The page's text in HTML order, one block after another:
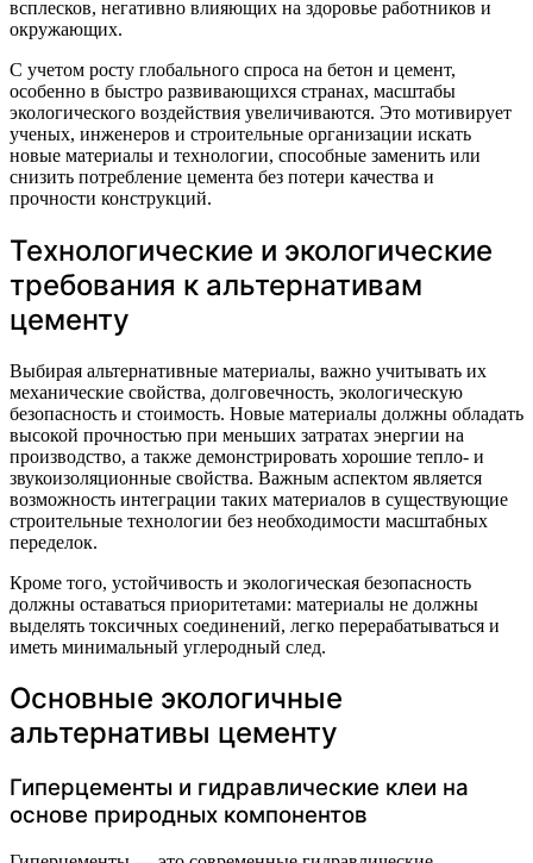
всплесков, негативно влияющих на здоровье работников и
окружающих.
С учетом росту глобального спроса на бетон и цемент,
особенно в быстро развивающихся странах, масштабы
экологического воздействия увеличиваются. Это мотивирует
ученых, инженеров и строительные организации искать
новые материалы и технологии, способные заменить или
снизить потребление цемента без потери качества и
прочности конструкций.
Технологические и экологические
требования к альтернативам
цементу
Выбирая альтернативные материалы, важно учитывать их
механические свойства, долговечность, экологическую
безопасность и стоимость. Новые материалы должны обладать
высокой прочностью при меньших затратах энергии на
производство, а также демонстрировать хорошие тепло- и
звукоизоляционные свойства. Важным аспектом является
возможность интеграции таких материалов в существующие
строительные технологии без необходимости масштабных
переделок.
Кроме того, устойчивость и экологическая безопасность
должны оставаться приоритетами: материалы не должны
выделять токсичных соединений, легко перерабатываться и
иметь минимальный углеродный след.
Основные экологичные
альтернативы цементу
Гиперцементы и гидравлические клеи на
основе природных компонентов